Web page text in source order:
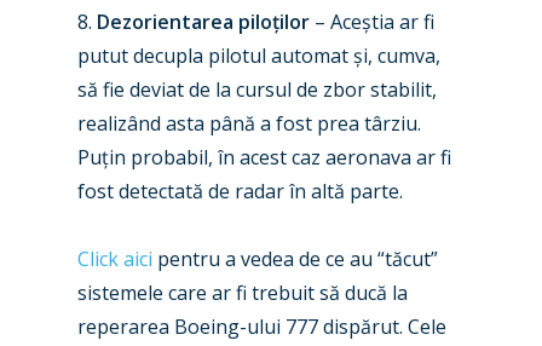
8. Dezorientarea piloților – Aceștia ar fi
putut decupla pilotul automat și, cumva,
să fie deviat de la cursul de zbor stabilit,
realizând asta până a fost prea târziu.
Puțin probabil, în acest caz aeronava ar fi
fost detectată de radar în altă parte.
Click aici pentru a vedea de ce au “tăcut”
sistemele care ar fi trebuit să ducă la
reperarea Boeing-ului 777 dispărut. Cele